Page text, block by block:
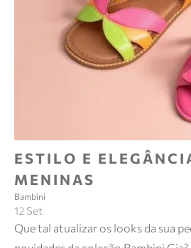
ESTILO E
MENINAS
Bambini
12 Set
Que tal atualizar os looks da sua